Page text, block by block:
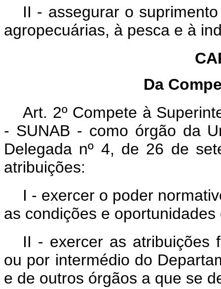
II - assegurar o
agropecuárias, à pesca e à
Da
Art. 2º Compete à
- SUNAB - como órgão da
Delegada nº 4, de 26 de
atribuições:
I - exercer o poder
as condições e
II - exercer as atribuições
ou por intermédio do
e de outros órgãos a que se